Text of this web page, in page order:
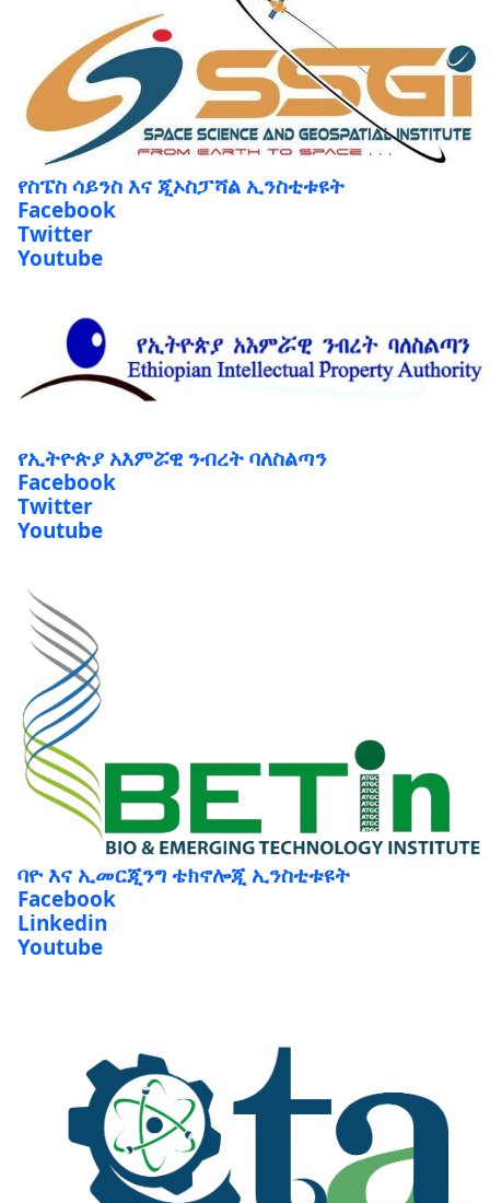
የስፔስ ሳይንስ እና ጂኦስፓሻል ኢንስቲቱዩት
Facebook
Twitter
Youtube
የኢትዮጵያ አእምሯዊ ንብረት ባለስልጣን
Facebook
Twitter
Youtube
ባዮ እና ኢመርጂንግ ቴክኖሎጂ ኢንስቲቱዩት
Facebook
Linkedin
Youtube